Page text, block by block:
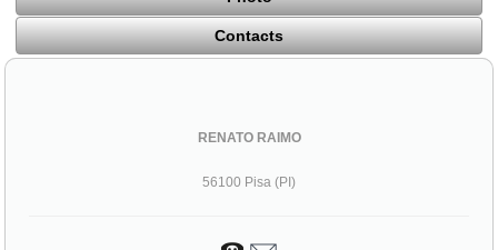
Contacts
RENATO RAIMO
56100 Pisa (PI)